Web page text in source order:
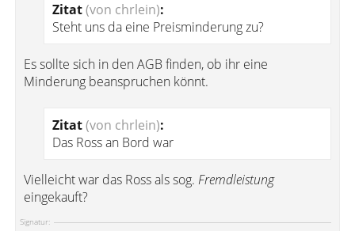
Zitat(von chrlein):
Steht uns da eine Preisminderung zu?
Es sollte sich in den AGB finden, ob ihr eine
Minderung beanspruchen könnt.
Zitat(von chrlein):
Das Ross an Bord war
Vielleicht war das Ross als sog. Fremdleistung
eingekauft?
Signatur: